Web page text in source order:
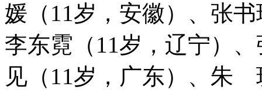
媛（11岁，安徽）、张
李东霓（11岁，辽宁）
见（11岁，广东）、朱